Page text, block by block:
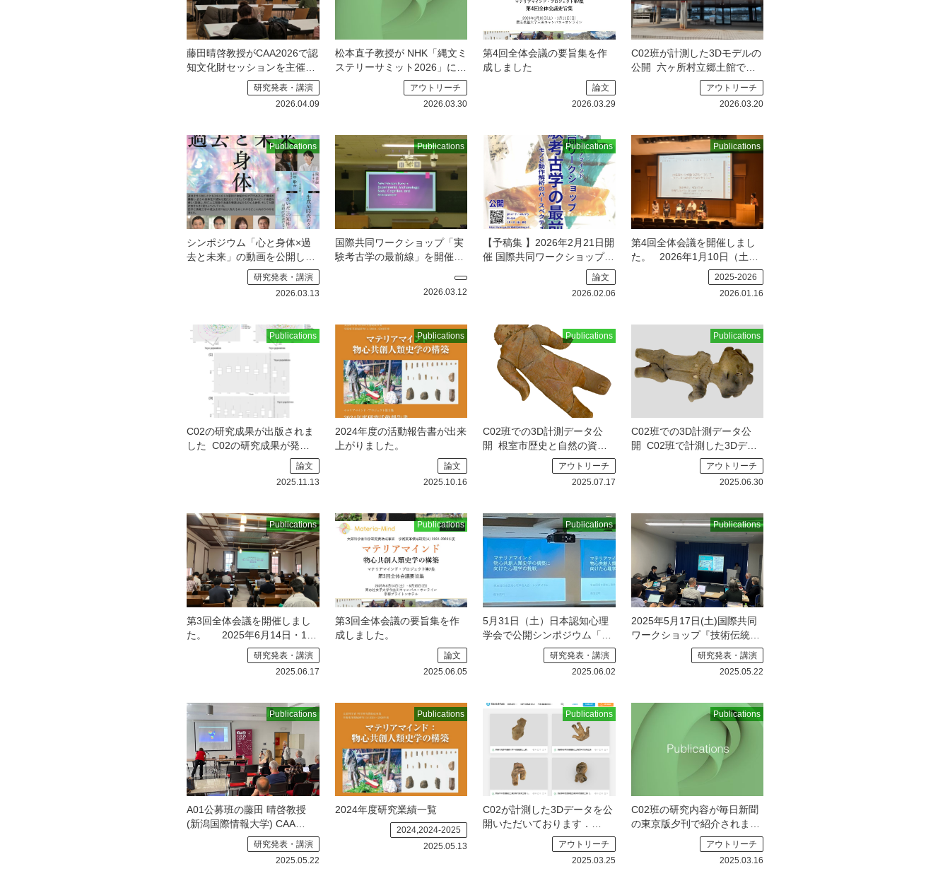
藤田晴啓教授がCAA2026で認
知文化財セッションを主催し
A01班／新潟国際情報大学）
研究発表・講演
2026.04.09
松本直子教授が NHK「縄文ミ
ステリーサミット2026」に出
領域代表の松本直
子教授が NHK「縄文ミステリ
アウトリーチ
2026.03.30
第4回全体会議の要旨集を作
成しました
論文
2026.03.29
C02班が計測した3Dモデルの
公開
六ヶ所村立郷土館で上
尾駮遺跡の土偶と土版を計測
させていただい
アウトリーチ
2026.03.20
Publications
シンポジウム「心と身体×過
去と未来」の動画を公開しま
研究発表・講演
2026.03.13
Publications
国際共同ワークショップ「実
験考古学の最前線」を開催し
2026.03.12
Publications
【予稿集 】2026年2月21日開
催 国際共同ワークショップ
実験考古学の最前線:モノと動
作解析のパースペクティブ
論文
2026.02.06
Publications
第4回全体会議を開催しまし
た。
2026年1月10日（土）
11日（日）に、慶應義塾大学
2025-2026
2026.01.16
Publications
C02の研究成果が出版されま
した
C02の研究成果が発表
されております．オープンア
論文
2025.11.13
Publications
2024年度の活動報告書が出来
上がりました。
論文
2025.10.16
Publications
C02班での3D計測データ公
開
根室市歴史と自然の資料
館さんで計測させていただき
アウトリーチ
2025.07.17
Publications
C02班での3D計測データ公
開
C02班で計測した3Dデー
タを一部公開いたしました
アウトリーチ
2025.06.30
Publications
第3回全体会議を開催しまし
た。
2025年6月14日・15
日に、同志社女子大学今出川
研究発表・講演
2025.06.17
Publications
第3回全体会議の要旨集を作
成しました。
論文
2025.06.05
Publications
5月31日（土）日本認知心理
学会で公開シンポジウム「マ
テリアマインド：物心共創人
類史学の構築に向けた心理学
の挑戦」が開催されまし
知心理学会第23回大会（京都
大学）で
研究発表・講演
2025.06.02
Publications
2025年5月17日(土)国際共同
ワークショップ『技術伝統で
読み解くグローバルヒストリ
ー Global History through
Technological Tradition』が開
ンションセンター(ママカリフ
ォーラム)にてセインズ
研究発表・講演
2025.05.22
Publications
A01公募班の藤田 晴啓教授
(新潟国際情報大学) CAA
(Computer Applications and
Quantitative Methods in
Archaeology）2025にて「認
研究発表・講演
2025.05.22
Publications
2024年度研究業績一覧
2024,2024-2025
2025.05.13
Publications
C02が計測した3Dデータを公
開いただいております．
C02班が計測した3Dデータ
を江南文化財センター様のsk
アウトリーチ
2025.03.25
Publications
C02班の研究内容が毎日新聞
の東京版夕刊で紹介されまし
東京新聞の3/15日付夕刊
でC02班の研究が紹介されて
アウトリーチ
2025.03.16